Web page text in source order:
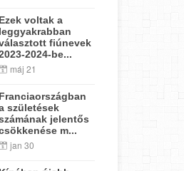
Ezek voltak a
leggyakrabban
fiúnevek
2024-be...
máj 21
Franciaországban
születések
jelentős
m...
jan 30